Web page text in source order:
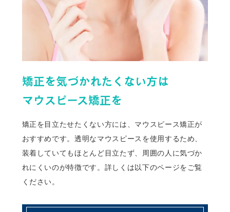
矯正を気づかれたくない方は
マウスピース矯正を
矯正を目立たせたくない方には、マウスピース矯正が
おすすめです。透明なマウスピースを使用するため、
装着していてもほとんど目立たず、周囲の人に気づか
れにくいのが特徴です。詳しくは以下のページをご覧
ください。